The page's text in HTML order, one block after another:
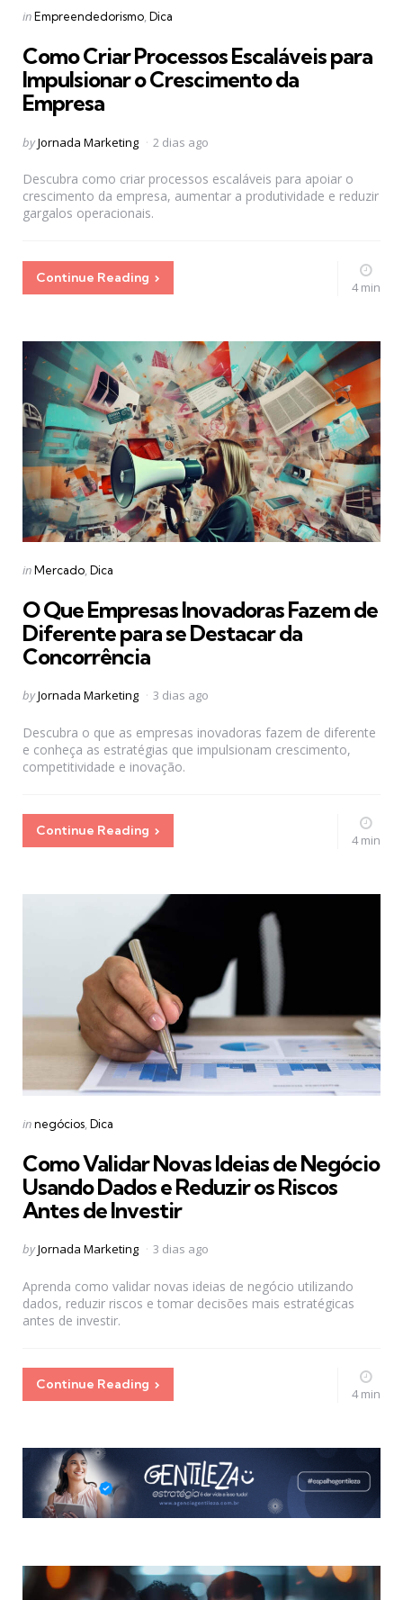
Categories
Posted
inEmpreendedorismo Dica
Como Criar Processos Escaláveis para
Impulsionar o Crescimento da
Empresa
Posted
byJornada Marketing 2 dias ago
Descubra como criar processos escaláveis para apoiar o
crescimento da empresa, aumentar a produtividade e reduzir
gargalos operacionais.
Continue Reading
4 min
Categories
Posted
inMercado Dica
O Que Empresas Inovadoras Fazem de
Diferente para se Destacar da
Concorrência
Posted
byJornada Marketing 3 dias ago
Descubra o que as empresas inovadoras fazem de diferente
e conheça as estratégias que impulsionam crescimento,
competitividade e inovação.
Continue Reading
4 min
Categories
Posted
innegócios Dica
Como Validar Novas Ideias de Negócio
Usando Dados e Reduzir os Riscos
Antes de Investir
Posted
byJornada Marketing 3 dias ago
Aprenda como validar novas ideias de negócio utilizando
dados, reduzir riscos e tomar decisões mais estratégicas
antes de investir.
Continue Reading
4 min